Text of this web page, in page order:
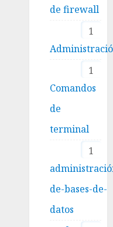
de firewall
1
1
Comandos
de
terminal
1
de-bases-de-
datos